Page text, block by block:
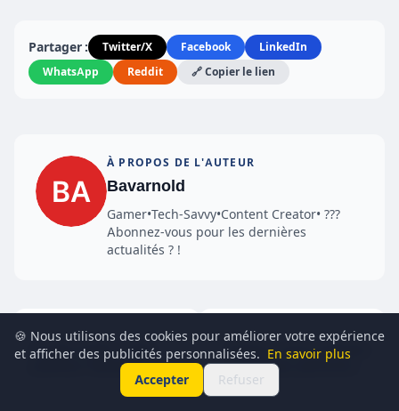
Partager : Twitter/X Facebook
LinkedIn
WhatsApp
Reddit 🔗 Copier le lien
À PROPOS DE L'AUTEUR
Bavarnold
Gamer•Tech-Savvy•Content Creator• ???
Abonnez-vous pour les dernières
actualités ? !
← Article précédent
Google Stadia, l'offre
premium devient
GRATUITE pour 2 mois !
Article suivant →
Shadow Arena présente
le nouveau personnage
🍪 Nous utilisons des cookies pour améliorer votre expérience
et afficher des publicités personnalisées. En savoir plus
Accepter
Refuser